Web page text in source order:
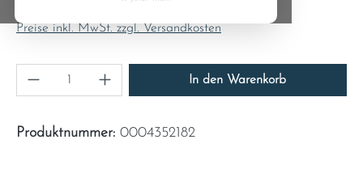
Preise inkl. MwSt. zzgl. Versandkosten
Produkt Anzahl: Gib den gewünschten Wert
In den Warenkorb
Produktnummer: 0004352182
Czech Republic
Denmark